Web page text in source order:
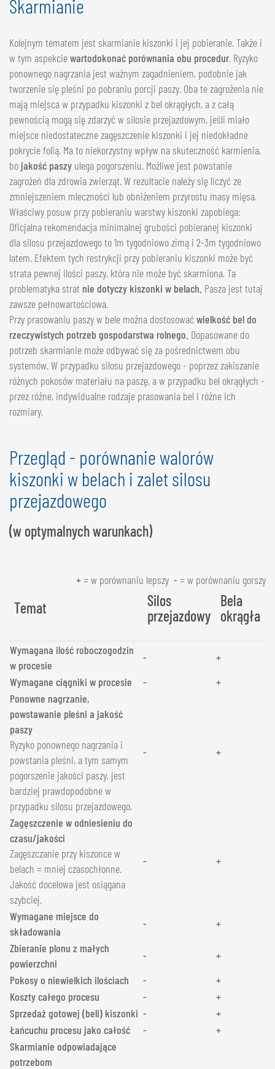
Skarmianie
Kolejnym tematem jest skarmianie kiszonki i jej pobieranie. Także i
w tym aspekciewartodokonać porównania obu procedur. Ryzyko
ponownego nagrzania jest ważnym zagadnieniem, podobnie jak
tworzenie się pleśni po pobraniu porcji paszy. Oba te zagrożenia nie
mają miejsca w przypadku kiszonki z bel okrągłych, a z całą
pewnością mogą się zdarzyć w silosie przejazdowym, jeśli miało
miejsce niedostateczne zagęszczenie kiszonki i jej niedokładne
pokrycie folią. Ma to niekorzystny wpływ na skuteczność karmienia,
bojakość paszy ulega pogorszeniu. Możliwe jest powstanie
zagrożeń dla zdrowia zwierząt. W rezultacie należy się liczyć ze
zmniejszeniem mleczności lub obniżeniem przyrostu masy mięsa.
Właściwy posuw przy pobieraniu warstwy kiszonki zapobiega:
Oficjalna rekomendacja minimalnej grubości pobieranej kiszonki
dla silosu przejazdowego to 1m tygodniowo zimą i 2-3m tygodniowo
latem. Efektem tych restrykcji przy pobieraniu kiszonki może być
strata pewnej ilości paszy, która nie może być skarmiona. Ta
problematyka strat nie dotyczy kiszonki w belach. Pasza jest tutaj
zawsze pełnowartościowa.
Przy prasowaniu paszy w bele można dostosowaćwielkość bel do
rzeczywistych potrzeb gospodarstwa rolnego. Dopasowane do
potrzeb skarmianie może odbywać się za pośrednictwem obu
systemów. W przypadku silosu przejazdowego - poprzez zakiszanie
różnych pokosów materiału na paszę, a w przypadku bel okrągłych -
przez różne, indywidualne rodzaje prasowania bel i różne ich
rozmiary.
Przegląd - porównanie walorów
kiszonki w belach i zalet silosu
przejazdowego
(w optymalnych warunkach)
+= w porównaniu lepszy-= w porównaniu gorszy
Temat
Silos
przejazdowy
Bela
okrągła
Wymagana ilość roboczogodzin
w procesie
-
+
Wymagane ciągniki w procesie
-
+
Ponowne nagrzanie,
powstawanie pleśni a jakość
paszy
Ryzyko ponownego nagrzania i
powstania pleśni, a tym samym
pogorszenie jakości paszy, jest
bardziej prawdopodobne w
przypadku silosu przejazdowego.
- +
Zagęszczenie w odniesieniu do
czasu/jakości
Zagęszczanie przy kiszonce w
belach = mniej czasochłonne.
Jakość docelowa jest osiągana
szybciej.
- +
Wymagane miejsce do
składowania
-
+
Zbieranie plonu z małych
powierzchni
-
+
Pokosy o niewielkich ilościach
-
+
Koszty całego procesu
-
+
Sprzedaż gotowej (beli) kiszonki -
+
Łańcuchu procesu jako całość
-
+
Skarmianie odpowiadające
potrzebom